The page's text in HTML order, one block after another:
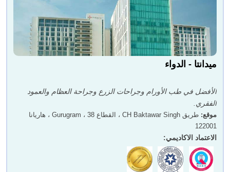
ميدانتا - الدواء
الأفضل في طب الأورام وجراحات الزرع وجراحة العظام والعمود
الفقري.
موقع:
طريق CH Baktawar Singh ، القطاع 38 ، Gurugram ، هاريانا
122001
الاعتماد الاكاديمي: